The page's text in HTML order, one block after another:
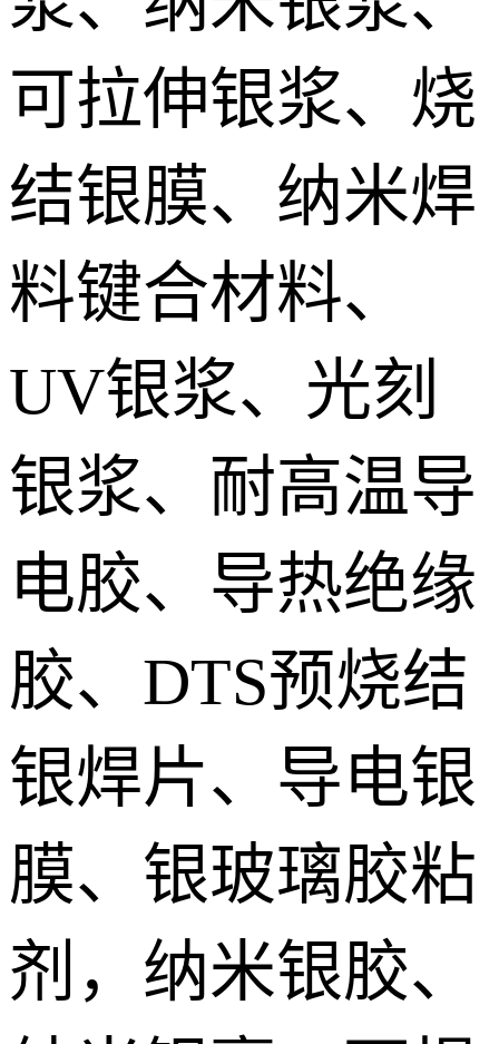
可拉伸银浆、烧
结银膜、纳米焊
料键合材料、
UV银浆、光刻
银浆、耐高温导
电胶、导热绝缘
胶、DTS预烧结
银焊片、导电银
膜、银玻璃胶粘
剂，纳米银胶、
DTS预烧结银焊片 Die Top System sintered paste